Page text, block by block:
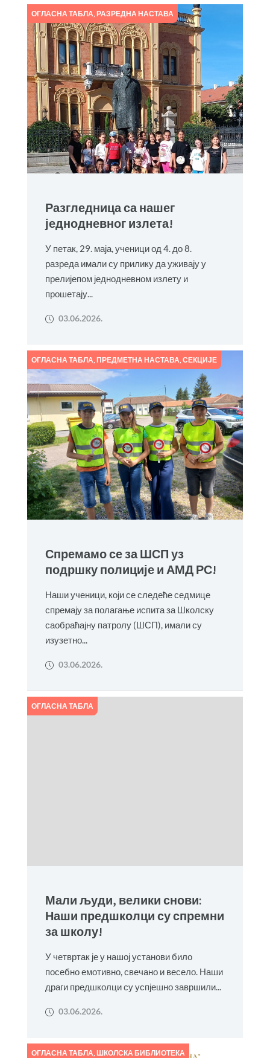
ОГЛАСНА ТАБЛА,РАЗРЕДНА НАСТАВА
Разгледница са нашег
једнодневног излета!
У петак, 29. маја, ученици од 4. до 8.
разреда имали су прилику да уживају у
прелијепом једнодневном излету и
прошетају...
03.06.2026.
ОГЛАСНА ТАБЛА,ПРЕДМЕТНА НАСТАВА,СЕКЦИЈЕ
Спремамо се за ШСП уз
подршку полиције и АМД РС!
Наши ученици, који се следеће седмице
спремају за полагање испита за Школску
саобраћајну патролу (ШСП), имали су
изузетно...
03.06.2026.
ОГЛАСНА ТАБЛА
Мали људи, велики снови:
Наши предшколци су спремни
за школу!
У четвртак је у нашој установи било
посебно емотивно, свечано и весело. Наши
драги предшколци су успјешно завршили...
03.06.2026.
ОГЛАСНА ТАБЛА,ШКОЛСКА БИБЛИОТЕКА